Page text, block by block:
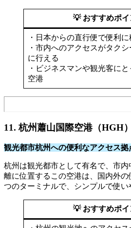
💡 おすすめポイ
・日本からの直行便で便利
・市内へのアクセスがタク
に行える
・ビジネスマンや観光客に
空港
11. 杭州蕭山国際空港（HGH）
観光都市杭州への便利なアクセス拠
杭州は観光都市として有名で、市内
離に位置するこの空港は、国内外の
つのターミナルで、シンプルで使い
💡 おすすめポイ